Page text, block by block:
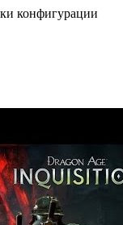
конфигурации